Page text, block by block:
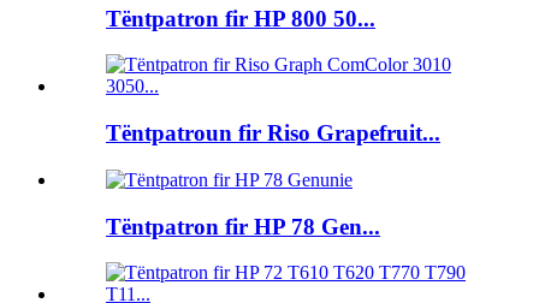
Tëntpatron fir HP 800 50...
Tëntpatroun fir Riso Grapefruit...
Tëntpatron fir HP 78 Gen...